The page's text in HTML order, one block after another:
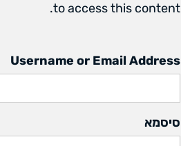
to access this content.
Username or Email Address
סיסמא